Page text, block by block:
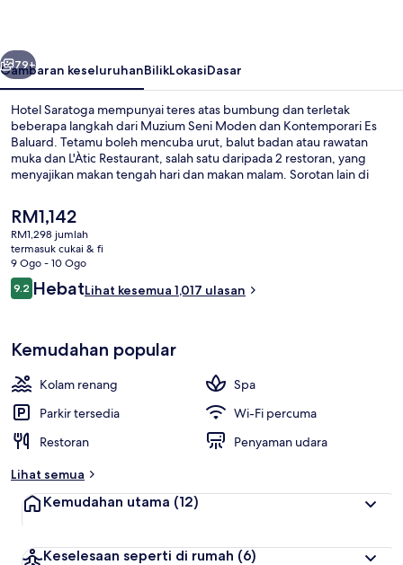
Seterusnya
79+
Gambaran keseluruhanBilikLokasiDasar
Hotel Saratoga mempunyai teres atas bumbung dan terletak
beberapa langkah dari Muzium Seni Moden dan Kontemporari Es
Baluard. Tetamu boleh mencuba urut, balut badan atau rawatan
muka dan L'Àtic Restaurant, salah satu daripada 2 restoran, yang
menyajikan makan tengah hari dan makan malam. Sorotan lain di
dan pusat kecergasan. Pengembara lain menyukai kolam renang
dan kakitangan.
Harga
semasa
ialah
RM1,142
RM1,142
RM1,298 jumlah
termasuk cukai & fi
9 Ogo - 10 Ogo
Ulasan
9.29.2 daripada 10
HebatLihat kesemua 1,017 ulasan
Kemudahan popular
Kolam renang
Spa
Parkir tersedia
Wi-Fi percuma
Restoran
Penyaman udara
Lihat semua
Kemudahan utama (12)
Keselesaan seperti di rumah (6)